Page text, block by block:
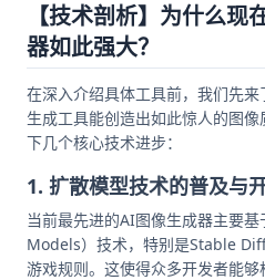
【技术剖析】为什么
器如此强大？
在深入介绍具体工具前，我们先
生成工具能创造出如此惊人的图
下几个核心技术进步：
1. 扩散模型技术的普及与
当前最先进的AI图像生成器主要
Models）技术，特别是Stable
游戏规则。这使得众多开发者能